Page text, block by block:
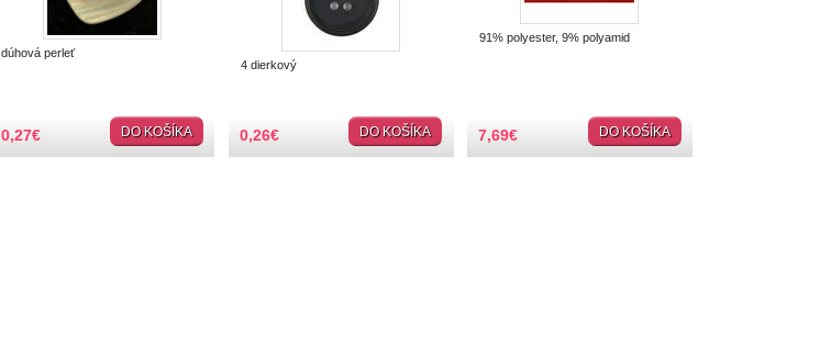
dúhová perleť
0,27€ DO KOŠÍKA
4 dierkový
0,26€ DO KOŠÍKA
91% polyester, 9% polyamid
7,69€ DO KOŠÍKA